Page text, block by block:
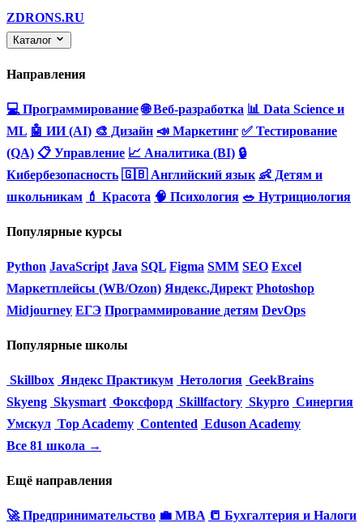
ZDRONS.RU
Каталог
Направления
💻 Программирование 🌐 Веб-разработка 📊 Data Science и
ML 🤖 ИИ (AI) 🎨 Дизайн 📣 Маркетинг ✅ Тестирование
(QA) 📋 Управление 📈 Аналитика (BI) 🔒
Кибербезопасность 🇬🇧 Английский язык 👶 Детям и
школьникам 💄 Красота 🧠 Психология 🥗 Нутрициология
Популярные курсы
Python JavaScript Java SQL Figma SMM SEO Excel
Маркетплейсы (WB/Ozon) Яндекс.Директ Photoshop
Midjourney ЕГЭ Программирование детям DevOps
Популярные школы
Skillbox Яндекс Практикум Нетология GeekBrains
Skyeng Skysmart Фоксфорд Skillfactory Skypro Синергия
Умскул Top Academy Contented Eduson Academy
Все 81 школа →
Ещё направления
🚀 Предпринимательство 💼 MBA 📒 Бухгалтерия и Налоги